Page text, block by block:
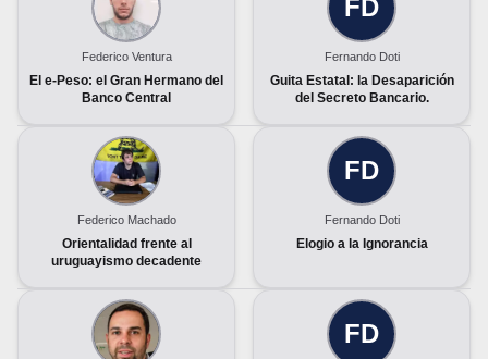
Federico Ventura
El e-Peso: el Gran Hermano del
Banco Central
FD
Fernando Doti
Guita Estatal: la Desaparición
del Secreto Bancario.
Federico Machado
Orientalidad frente al
uruguayismo decadente
FD
Fernando Doti
Elogio a la Ignorancia
FD